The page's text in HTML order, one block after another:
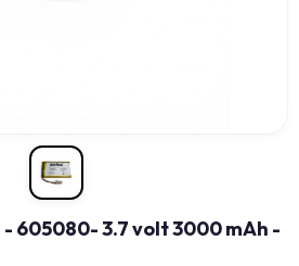
605080- 3.7 volt 3000 mAh -